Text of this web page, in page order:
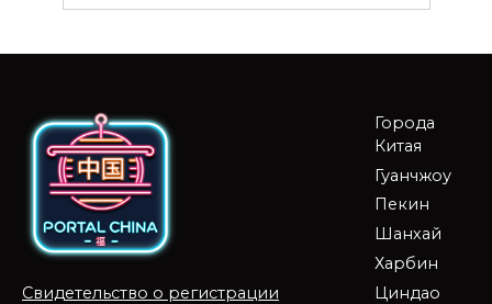
Свидетельство о регистрации
Города
Китая
Гуанчжоу
Пекин
Шанхай
Харбин
Циндао